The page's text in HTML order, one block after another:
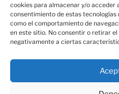
cookies para almacenar y/o acceder
consentimiento de estas
como el comportamiento de
en este sitio. No consentir o retirar
negativamente a ciertas
CONTACTO
fundacion@magtel.es
Parque Empresarial Las
C/Gabriel Ramos Bejarano,
14014 Córdoba